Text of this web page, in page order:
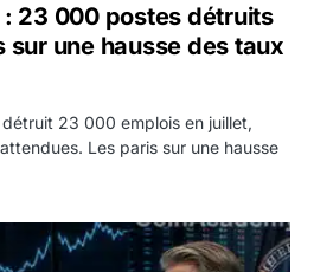
: 23 000 postes détruits
sur une hausse des taux
23 000 emplois en juillet,
Les paris sur une hausse
des euros sans prévenir la